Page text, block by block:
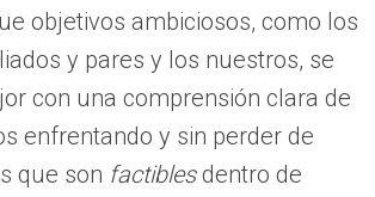
objetivos ambiciosos, como los
y pares y los nuestros, se
con una comprensión clara de
enfrentando y sin perder de
que son factiblesdentro de